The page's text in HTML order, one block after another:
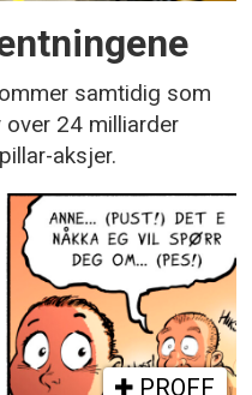
samtidig som
24 milliarder
aksjer.
PROFF